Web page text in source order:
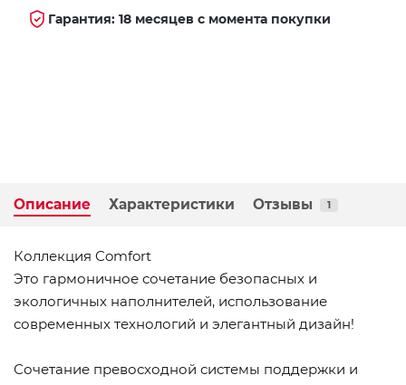
Гарантия: 18 месяцев с момента покупки
Описание Характеристики Отзывы 1
Коллекция Comfort
Это гармоничное сочетание безопасных и
экологичных наполнителей, использование
современных технологий и элегантный дизайн!
Сочетание превосходной системы поддержки и